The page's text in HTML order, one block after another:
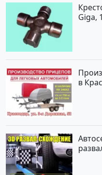
Giga,
в